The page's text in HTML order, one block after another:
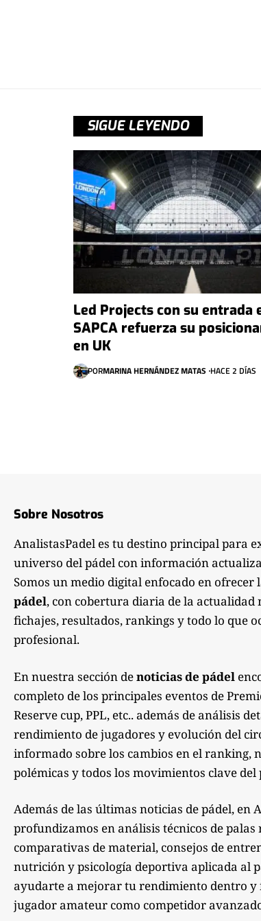
SIGUE LEYENDO
Led Projects con su entrada
SAPCA refuerza su
en UK
PORMARINA HERNÁNDEZ MATAS HACE 2 DÍAS
Sobre Nosotros
AnalistasPadel es tu destino principal para
universo del pádel con información
Somos un medio digital enfocado en ofrecer
pádel, con cobertura diaria de la
fichajes, resultados, rankings y todo lo que
profesional.
En nuestra sección denoticias de pádel
completo de los principales eventos de
Reserve cup, PPL, etc.. además de análisis
rendimiento de jugadores y evolución del
informado sobre los cambios en el ranking,
polémicas y todos los movimientos clave
Además de las últimas noticias de pádel, en
profundizamos en análisis técnicos de
comparativas de material, consejos de
nutrición y psicología deportiva aplicada al
ayudarte a mejorar tu rendimiento dentro y
jugador amateur como competidor